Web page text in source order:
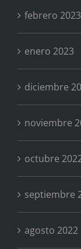
febrero 2023
enero 2023
diciembre
noviembre
octubre
septiembre
agosto 2022